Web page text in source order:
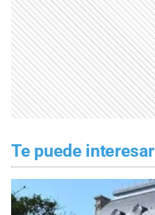
Te puede interesar